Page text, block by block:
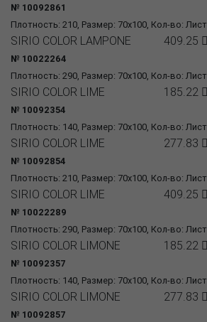
Плотность: 210, Размер: 70x100, Кол-во: Лист
№ 10092861
Плотность: 290, Размер: 70x100, Кол-во: Лист
SIRIO COLOR LAMPONE
№ 10022264
409.25
Плотность: 140, Размер: 70x100, Кол-во: Лист
SIRIO COLOR LIME
№ 10092354
185.22
Плотность: 210, Размер: 70x100, Кол-во: Лист
SIRIO COLOR LIME
№ 10092854
277.83
Плотность: 290, Размер: 70x100, Кол-во: Лист
SIRIO COLOR LIME
№ 10022289
409.25
Плотность: 140, Размер: 70x100, Кол-во: Лист
SIRIO COLOR LIMONE
№ 10092357
185.22
SIRIO COLOR LIMONE
№ 10092857
277.83